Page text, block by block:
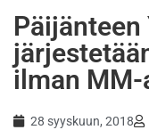
ilman MM-
28 syyskuun, 2018